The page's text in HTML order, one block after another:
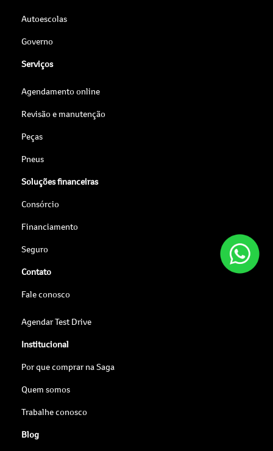
Autoescolas
Governo
Serviços
Agendamento online
Revisão e manutenção
Peças
Pneus
Soluções financeiras
Consórcio
Financiamento
Seguro
Contato
Fale conosco
Agendar Test Drive
Institucional
Por que comprar na Saga
Quem somos
Trabalhe conosco
Blog